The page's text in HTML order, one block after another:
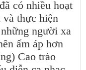
có nhiều hoạt
và thực hiện
người xa
ấm áp hơn
Cao trào